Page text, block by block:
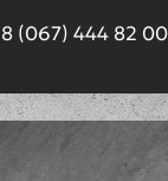
(067) 444 82 00